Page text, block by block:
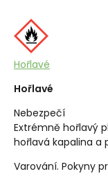
Hořlavé
Hořlavé
Nebezpečí
Extrémně hořlavý
hořlavá kapalina a
Varování. Pokyny